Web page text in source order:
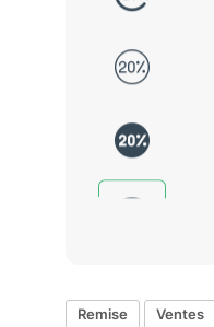
Remise Ventes